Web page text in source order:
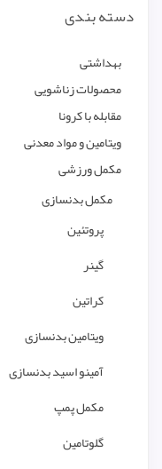
دسته بندی
بهداشتی
محصولات زناشویی
مقابله با کرونا
ویتامین و مواد معدنی
مکمل ورزشی
مکمل بدنسازی
پروتئین
گینر
کراتین
ویتامین بدنسازی
آمینو اسید بدنسازی
مکمل پمپ
گلوتامین